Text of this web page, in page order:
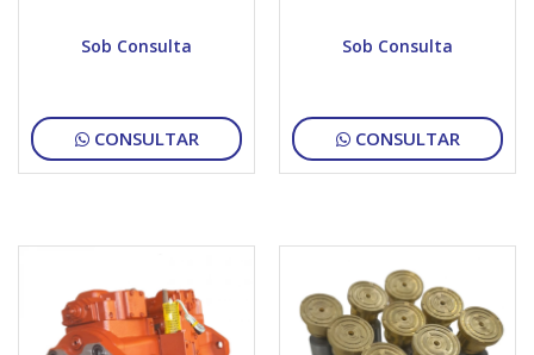
Sob Consulta
CONSULTAR
Sob Consulta
CONSULTAR